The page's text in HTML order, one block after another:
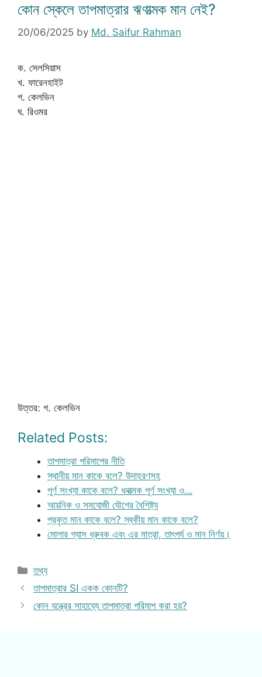
কোন স্কেলে তাপমাত্রার ঋণাত্মক মান নেই?
20/06/2025 by Md. Saifur Rahman
ক. সেলসিয়াস
খ. ফারেনহাইট
গ. কেলভিন
ঘ. রিওমর
উত্তর: গ. কেলভিন
Related Posts:
তাপমাত্রা পরিমাপের নীতি
স্থানীয় মান কাকে বলে? উদাহরণসহ
পূর্ণ সংখ্যা কাকে বলে? ধনাত্মক পূর্ণ সংখ্যা ও…
আয়নিক ও সমযোজী যৌগের বৈশিষ্ট্য
প্রকৃত মান কাকে বলে? স্বকীয় মান কাকে বলে?
মোলার গ্যাস ধ্রুবক এবং এর মাত্রা, তাৎপর্য ও মান নির্ণয়।
Categories
তথ্য
তাপমাত্রার SI একক কোনটি?
কোন যন্ত্রের সাহায্যে তাপমাত্রা পরিমাপ করা হয়?